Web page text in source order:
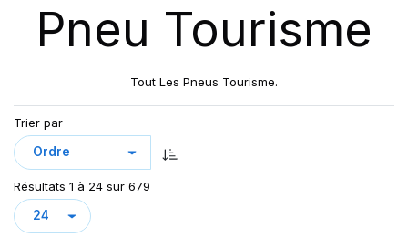
Pneu Tourisme
Tout Les Pneus Tourisme.
Trier par
Résultats 1 à 24 sur 679